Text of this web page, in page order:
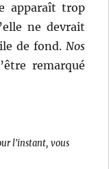
apparaît trop
ne devrait
de fond. Nos
remarqué
l'instant, vous